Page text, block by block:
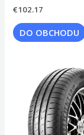
€102.17
DO OBCHODU